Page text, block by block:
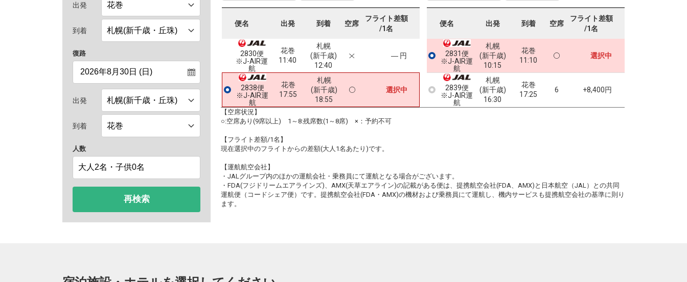
出発
到着
復路
出発
到着
人数
再検索
便名 出発 到着 空席
フライト差額
/1名
2830便
※J-AIR運
航
花巻
11:40
札幌
(新千歳)
12:40
― 円
2838便
※J-AIR運
航
花巻
17:55
札幌
(新千歳)
18:55
選択中
便名 出発 到着 空席
フライト差額
/1名
2831便
※J-AIR運
航
札幌
(新千歳)
10:15
花巻
11:10
選択中
2839便
※J-AIR運
航
札幌
(新千歳)
16:30
花巻
17:25
6 +8,400円
【空席状況】
○:空席あり(9席以上) 1～8:残席数(1～8席) ×：予約不可
【フライト差額/1名】
現在選択中のフライトからの差額(大人1名あたり)です。
【運航航空会社】
・JALグループ内のほかの運航会社・乗務員にて運航となる場合がございます。
・FDA(フジドリームエアラインズ)、AMX(天草エアライン)の記載がある便は、提携航空会社(FDA、AMX)と日本航空（JAL）との共同
運航便（コードシェア便）です。提携航空会社(FDA・AMX)の機材および乗務員にて運航し、機内サービスも提携航空会社の基準に則り
ます。